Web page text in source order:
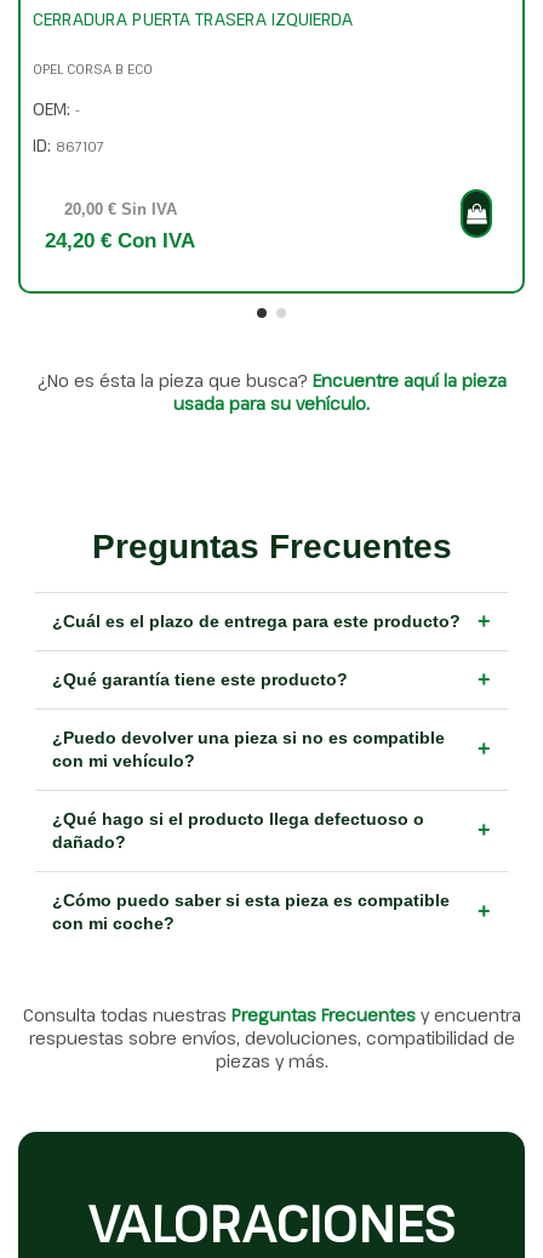
CERRADURA PUERTA TRASERA IZQUIERDA
OPEL CORSA B ECO
OEM: -
ID: 867107
20,00 € Sin IVA
24,20 € Con IVA
¿No es ésta la pieza que busca? Encuentre aquí la pieza
usada para su vehículo.
Preguntas Frecuentes
¿Cuál es el plazo de entrega para este producto? +
¿Qué garantía tiene este producto? +
¿Puedo devolver una pieza si no es compatible
con mi vehículo?
+
¿Qué hago si el producto llega defectuoso o
dañado?
+
¿Cómo puedo saber si esta pieza es compatible
con mi coche?
+
Consulta todas nuestras Preguntas Frecuentes y encuentra
respuestas sobre envíos, devoluciones, compatibilidad de
piezas y más.
VALORACIONES